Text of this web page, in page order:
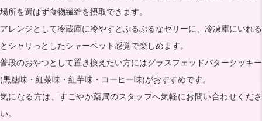
場所を選ばず食物繊維を摂取できます。
アレンジとして冷蔵庫に冷やすとぷるぷるなゼリーに、冷凍庫にいれる
とシャリっとしたシャーベット感覚で楽しめます。
普段のおやつとして置き換えたい方にはグラスフェッドバタークッキー
(黒糖味・紅茶味・紅芋味・コーヒー味)がおすすめです。
気になる方は、すこやか薬局のスタッフへ気軽にお問い合わせくださ
い。